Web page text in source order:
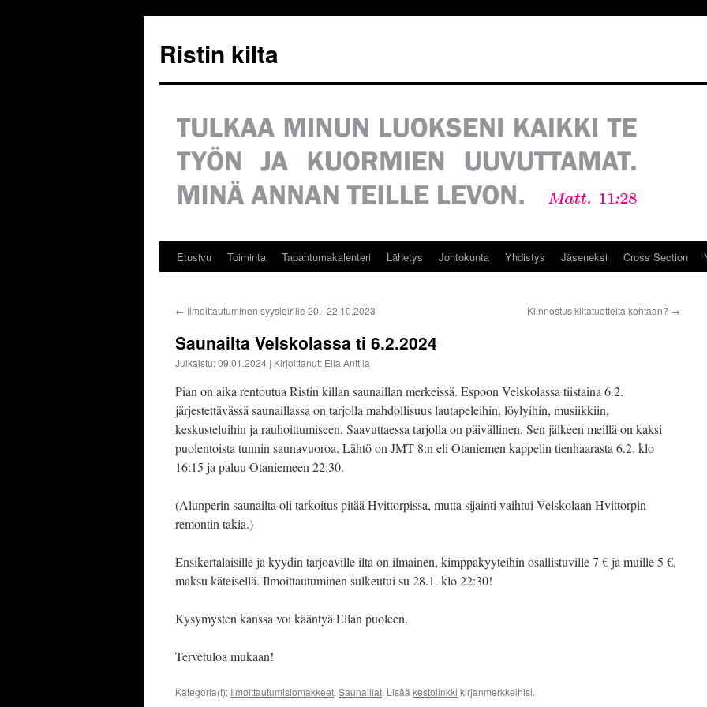
Ristin kilta
Etusivu Toiminta Tapahtumakalenteri Lähetys Johtokunta Yhdistys Jäseneksi Cross Section
← Ilmoittautuminen syysleirille 20.–22.10.2023 Kiinnostus kiltatuotteita kohtaan? →
Saunailta Velskolassa ti 6.2.2024
Julkaistu:09.01.2024 | Kirjoittanut: Ella Anttila
Pian on aika rentoutua Ristin killan saunaillan merkeissä. Espoon Velskolassa tiistaina 6.2.
järjestettävässä saunaillassa on tarjolla mahdollisuus lautapeleihin, löylyihin, musiikkiin,
keskusteluihin ja rauhoittumiseen. Saavuttaessa tarjolla on päivällinen. Sen jälkeen meillä on kaksi
puolentoista tunnin saunavuoroa. Lähtö on JMT 8:n eli Otaniemen kappelin tienhaarasta 6.2. klo
16:15 ja paluu Otaniemeen 22:30.
(Alunperin saunailta oli tarkoitus pitää Hvittorpissa, mutta sijainti vaihtui Velskolaan Hvittorpin
remontin takia.)
Ensikertalaisille ja kyydin tarjoaville ilta on ilmainen, kimppakyyteihin osallistuville 7 € ja muille 5 €,
maksu käteisellä. Ilmoittautuminen sulkeutui su 28.1. klo 22:30!
Kysymysten kanssa voi kääntyä Ellan puoleen.
Tervetuloa mukaan!
Kategoria(t): Ilmoittautumislomakkeet, Saunaillat. Lisää kestolinkki kirjanmerkkeihisi.